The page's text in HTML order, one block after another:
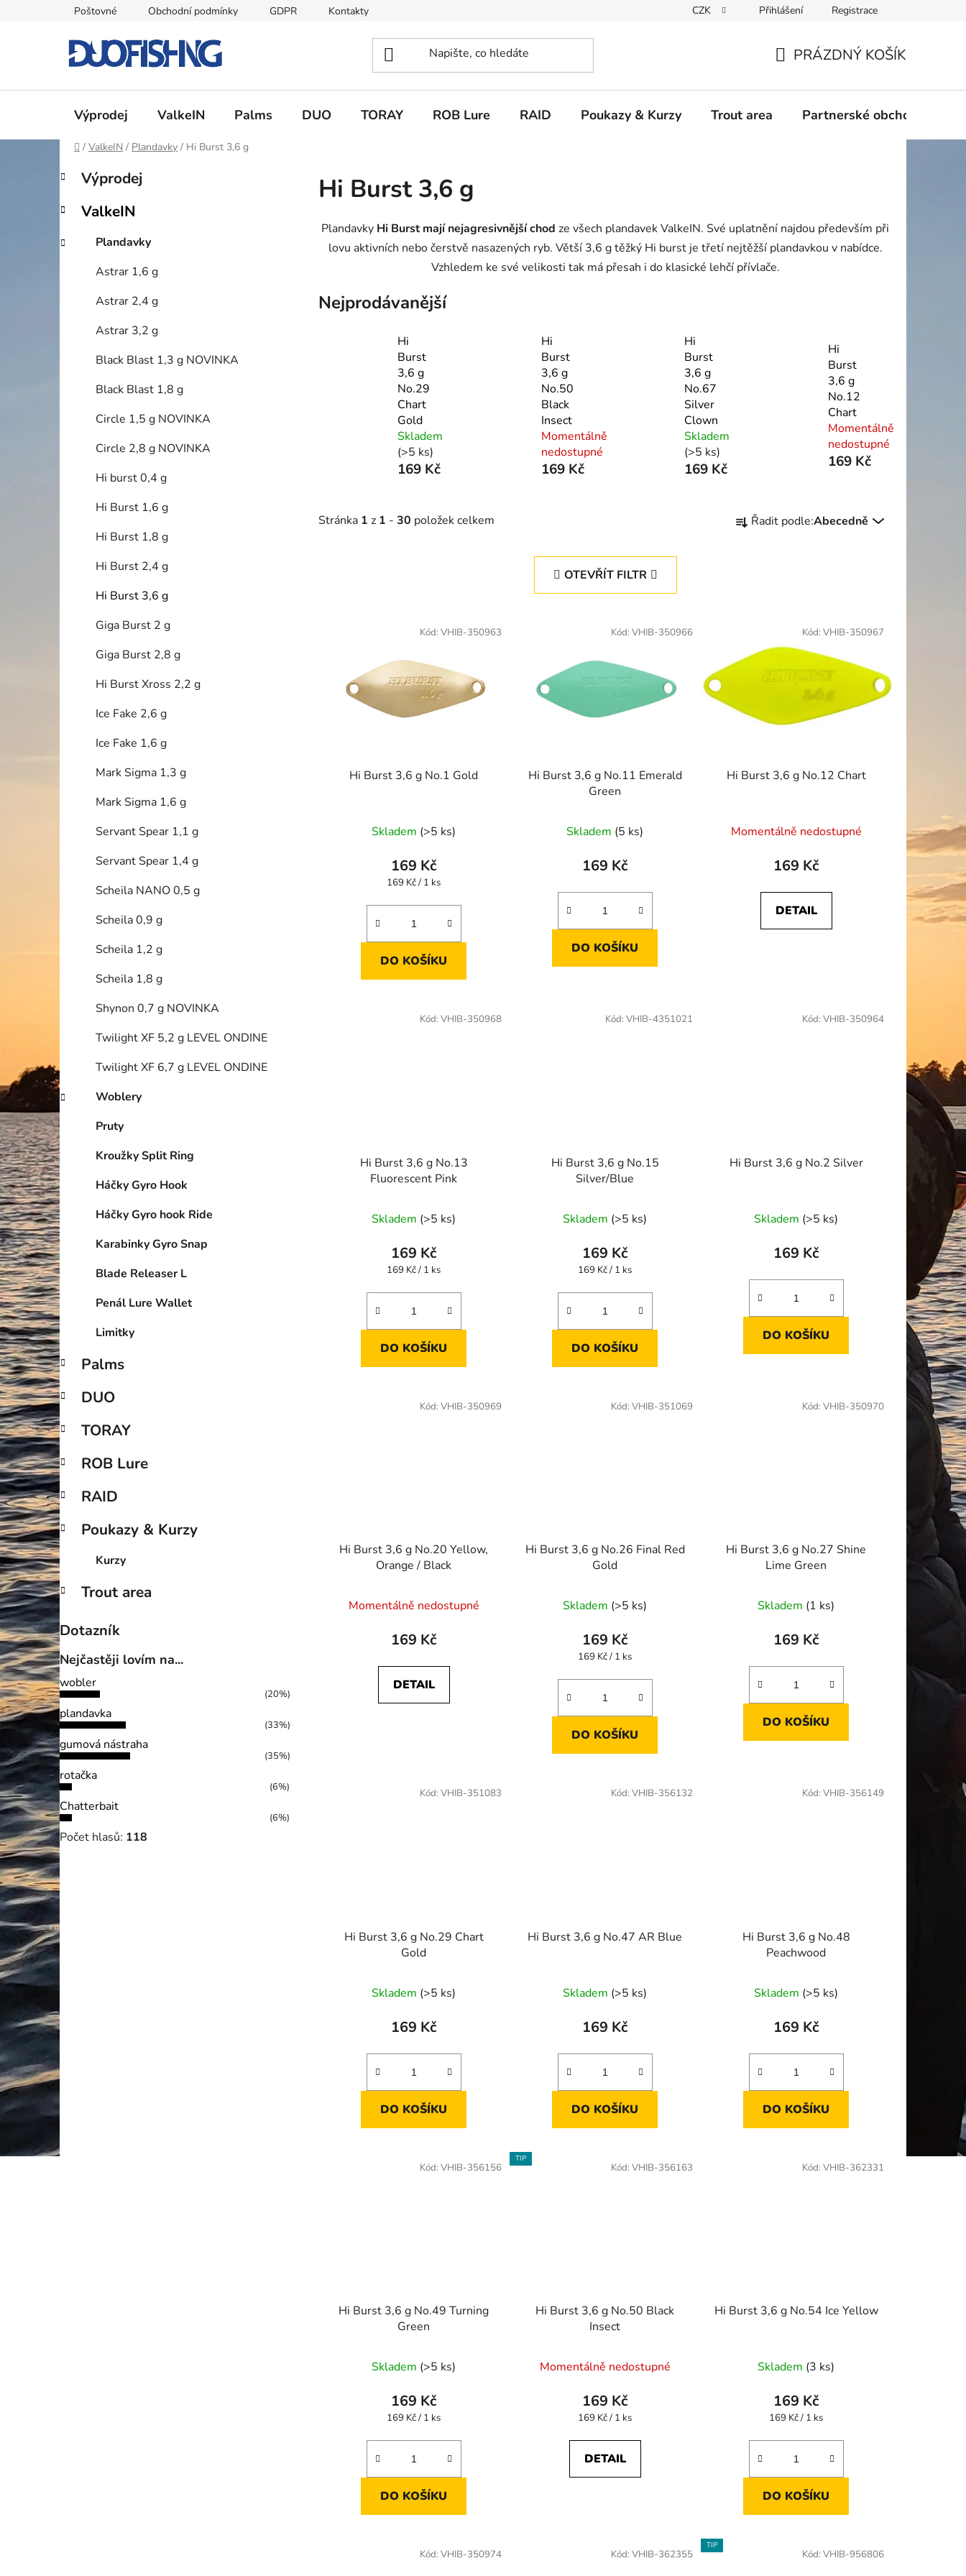
Poštovné Obchodní podmínky GDPR Kontakty CZK Přihlášení Registrace
KOŠÍK
PRÁZDNÝ KOŠÍK
Výprodej ValkeIN Palms DUO TORAY ROB Lure RAID Poukazy & Kurzy Trout area Partnerské obchody
Domů
/ ValkeIN / Plandavky / Hi Burst 3,6 g
P
s
r
Přeskočit
kategorie
K
a
e
o
Výprodej
ValkeIN
Plandavky
Astrar 1,6 g
Astrar 2,4 g
Astrar 3,2 g
Black Blast 1,3 g NOVINKA
Black Blast 1,8 g
Circle 1,5 g NOVINKA
Circle 2,8 g NOVINKA
Hi burst 0,4 g
Hi Burst 1,6 g
Hi Burst 1,8 g
Hi Burst 2,4 g
Hi Burst 3,6 g
Giga Burst 2 g
Giga Burst 2,8 g
Hi Burst Xross 2,2 g
Ice Fake 2,6 g
Ice Fake 1,6 g
Mark Sigma 1,3 g
Mark Sigma 1,6 g
Servant Spear 1,1 g
Servant Spear 1,4 g
Scheila NANO 0,5 g
Scheila 0,9 g
Scheila 1,2 g
Scheila 1,8 g
Shynon 0,7 g NOVINKA
Twilight XF 5,2 g LEVEL ONDINE
Twilight XF 6,7 g LEVEL ONDINE
Woblery
Pruty
Kroužky Split Ring
Háčky Gyro Hook
Háčky Gyro hook Ride
Karabinky Gyro Snap
Blade Releaser L
Penál Lure Wallet
Limitky
Palms
DUO
TORAY
ROB Lure
RAID
Poukazy & Kurzy
Kurzy
Trout area
Dotazník
Nejčastěji lovím na...
wobler
(20%)
plandavka
(33%)
gumová nástraha
(35%)
rotačka
(6%)
Chatterbait
(6%)
Počet hlasů: 118
Hi Burst 3,6 g
Plandavky Hi Burst mají nejagresivnější chod ze všech plandavek ValkeIN. Své uplatnění najdou především při
lovu aktivních nebo čerstvě nasazených ryb. Větší 3,6 g těžký Hi burst je třetí nejtěžší plandavkou v nabídce.
Vzhledem ke své velikosti tak má přesah i do klasické lehčí přívlače.
Nejprodávanější
Hi
Burst
3,6 g
No.29
Chart
Gold
Skladem
(>5 ks)
169 Kč
Hi
Burst
3,6 g
No.50
Black
Insect
Momentálně
nedostupné
169 Kč
Hi
Burst
3,6 g
No.67
Silver
Clown
Skladem
(>5 ks)
169 Kč
Hi
Burst
3,6 g
No.12
Chart
Momentálně
nedostupné
169 Kč
Stránka 1 z 1 - 30 položek celkem
a
o
k
Řadit podle:Abecedně
OTEVŘÍT FILTR
Hi Burst 3,6 g No.1 Gold
Skladem (>5 ks)
169 Kč
Měrná
169 Kč / 1 ks
DO KOŠÍKU
Kód: VHIB-350963
Hi Burst 3,6 g No.11 Emerald
Green
Skladem (5 ks)
169 Kč
DO KOŠÍKU
Kód: VHIB-350966
Hi Burst 3,6 g No.12 Chart
hodnocení
produktu
3,5
z
Momentálně nedostupné
169 Kč
DETAIL
Kód: VHIB-350967
Hi Burst 3,6 g No.13
Fluorescent Pink
Skladem (>5 ks)
169 Kč
Měrná
169 Kč / 1 ks
DO KOŠÍKU
Kód: VHIB-350968
Hi Burst 3,6 g No.15
Silver/Blue
Skladem (>5 ks)
169 Kč
Měrná
169 Kč / 1 ks
DO KOŠÍKU
Kód: VHIB-4351021
Hi Burst 3,6 g No.2 Silver
Skladem (>5 ks)
169 Kč
DO KOŠÍKU
Kód: VHIB-350964
Hi Burst 3,6 g No.20 Yellow,
Orange / Black
Momentálně nedostupné
169 Kč
DETAIL
Kód: VHIB-350969
Hi Burst 3,6 g No.26 Final Red
Gold
Skladem (>5 ks)
169 Kč
Měrná
169 Kč / 1 ks
DO KOŠÍKU
Kód: VHIB-351069
Hi Burst 3,6 g No.27 Shine
Lime Green
Skladem (1 ks)
169 Kč
DO KOŠÍKU
Kód: VHIB-350970
Hi Burst 3,6 g No.29 Chart
Gold
Skladem (>5 ks)
169 Kč
DO KOŠÍKU
Kód: VHIB-351083
Hi Burst 3,6 g No.47 AR Blue
Skladem (>5 ks)
169 Kč
DO KOŠÍKU
Kód: VHIB-356132
Hi Burst 3,6 g No.48
Peachwood
Skladem (>5 ks)
169 Kč
DO KOŠÍKU
Kód: VHIB-356149
Hi Burst 3,6 g No.49 Turning
Green
Skladem (>5 ks)
169 Kč
Měrná
169 Kč / 1 ks
DO KOŠÍKU
Kód: VHIB-356156
TIP
Hi Burst 3,6 g No.50 Black
Insect
Momentálně nedostupné
169 Kč
Měrná
169 Kč / 1 ks
DETAIL
Kód: VHIB-356163
Hi Burst 3,6 g No.54 Ice Yellow
Skladem (3 ks)
169 Kč
Měrná
169 Kč / 1 ks
DO KOŠÍKU
Kód: VHIB-362331
Kód: VHIB-350974 Kód: VHIB-362355
TIP
Kód: VHIB-956806